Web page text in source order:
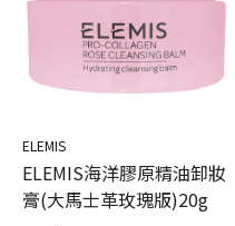
ELEMIS
ELEMIS海洋膠原精油卸妝
膏(大馬士革玫瑰版)20g